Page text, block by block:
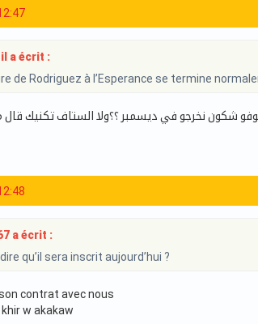
a écrit :
de Rodriguez à l’Esperance se termine
شكون نخرجو في ديسمبر ؟؟ولا الستاف تكنيك قال
a écrit :
qu’il sera inscrit aujourd’hui ?
contrat avec nous
w akakaw